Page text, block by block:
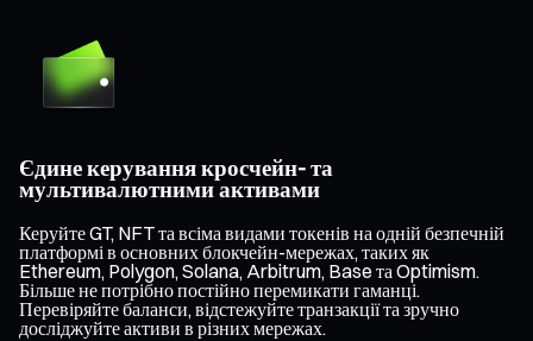
Єдине керування кросчейн- та
мультивалютними активами
Керуйте GT, NFT та всіма видами токенів на одній безпечній
платформі в основних блокчейн-мережах, таких як
Ethereum, Polygon, Solana, Arbitrum, Base та Optimism.
Більше не потрібно постійно перемикати гаманці.
Перевіряйте баланси, відстежуйте транзакції та зручно
досліджуйте активи в різних мережах.